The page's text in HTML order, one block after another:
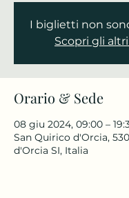
I biglietti non
Scopri gli
Orario & Sede
08 giu 2024, 09:00 –
San Quirico d'Orcia,
d'Orcia SI, Italia